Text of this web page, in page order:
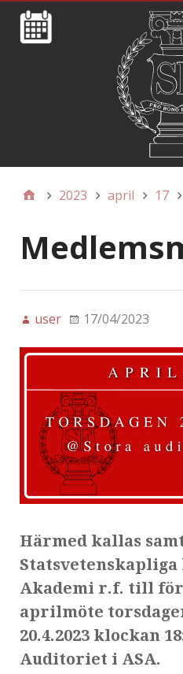
2023 april 17
user 17/04/2023
Härmed kallas
Akademi r.f. till
aprilmöte
20.4.2023 klockan
Auditoriet i ASA.